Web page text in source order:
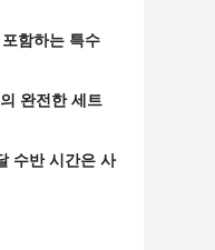
함하는 특수
완전한 세트
수반 시간은 사